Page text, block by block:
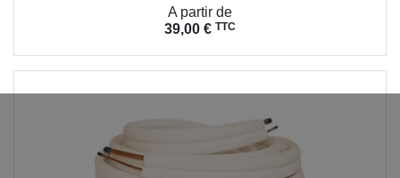
A partir de
39,00 € TTC